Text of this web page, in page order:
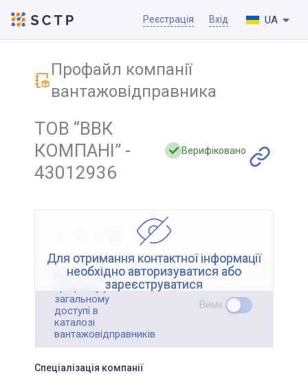
Реєстрація Вхід UA
Профайл компанії
вантажовідправника
ТОВ “ВВК
КОМПАНІ” -
43012936
Верифіковано
Для отримання контактної інформації
необхідно авторизуватися або
зареєструватися
Відображення
профайлу у
загальному
доступі в
каталозі
вантажовідправників
Вимк.
Спеціалізація компанії